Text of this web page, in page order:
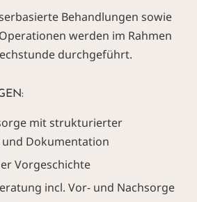
Behandlungen sowie
werden im Rahmen
durchgeführt.
mit strukturierter
Dokumentation
Vorgeschichte
incl. Vor- und Nachsorge